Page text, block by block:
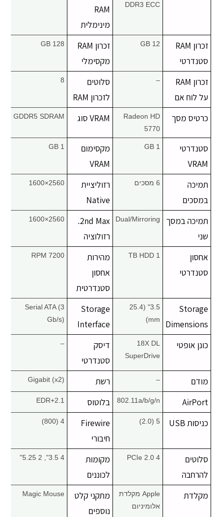
DDR3 ECC
RAM
מינימלית
זכרון RAM
סטנדרטי
12 GB
זכרון RAM
מקסימלי
128 GB
זכרון RAM
על לוח אם
–
סלוטים
לזכרון RAM
8
כרטיס מסך
Radeon HD
5770
VRAM סוג GDDR5 SDRAM
סטנדרטי
VRAM
1 GB
מקסימום
VRAM
1 GB
תמיכה
במסכים
6 מסכים
רזוליציית
Native
2560×1600
תמיכה במסך
שני
Dual/Mirroring
2nd Max.
רזולוציה
2560×1600
אחסון
סטנדרטי
1 TB HDD
מהירות
אחסון
סטנדרטית
7200 RPM
Storage
Dimensions
3.5" (25.4
mm)
Storage
Interface
Serial ATA (3
Gb/s)
כונן אופטי
18X DL
SuperDrive
דיסק
סטנדרטי
–
מודם – רשת Gigabit (x2)
AirPort
802.11a/b/g/n בלוטוס 2.1+EDR
כניסות USB 5 (2.0)
Firewire
חיבורי
4 (800)
סלוטים
להרחבה
4 PCIe 2.0
מקומות
לכוננים
4 3.5", 2 5.25"
מקלדת
Apple מקלדת
אלומיניום
מתקני קלט
נוספים
Magic Mouse